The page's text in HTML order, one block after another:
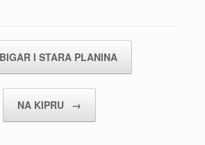
BIGAR I STARA PLANINA
NA KIPRU →